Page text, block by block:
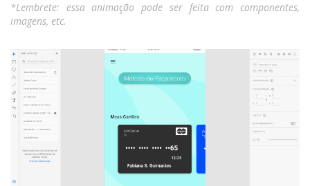
*Lembrete: essa animação pode ser feita com componentes,
imagens, etc.